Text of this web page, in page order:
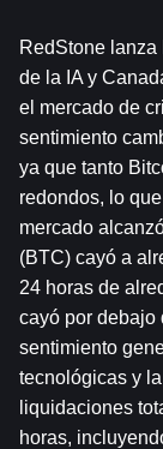
RedStone
de la IA y
el mercado de
sentimiento
ya que tanto
redondos, lo
mercado
(BTC) cayó a
24 horas de
cayó por debajo
sentimiento
tecnológicas y
liquidaciones
horas,